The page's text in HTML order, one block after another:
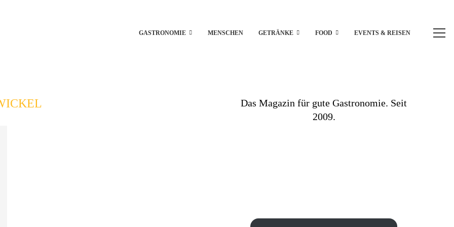
GASTRONOMIE MENSCHEN GETRÄNKE FOOD EVENTS & REISEN
Das Magazin für gute Gastronomie. Seit
2009.